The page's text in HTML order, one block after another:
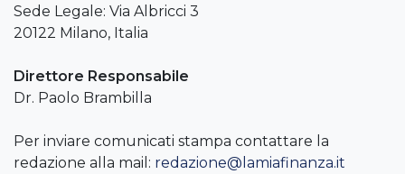
Sede Legale: Via Albricci 3
20122 Milano, Italia
Direttore Responsabile
Dr. Paolo Brambilla
Per inviare comunicati stampa contattare la
redazione alla mail: redazione@lamiafinanza.it